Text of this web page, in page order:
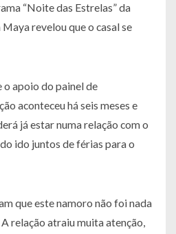
“Noite das Estrelas” da
revelou que o casal se
o apoio do painel de
aconteceu há seis meses e
já estar numa relação com o
ido juntos de férias para o
que este namoro não foi nada
relação atraiu muita atenção,